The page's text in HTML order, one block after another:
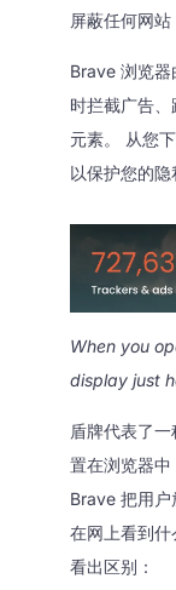
屏蔽任何网站
Brave 浏览器
时拦截广告
元素。 从您
以保护您的隐
When you
display just
盾牌代表了
置在浏览器
Brave 把用户
在网上看到
看出区别：